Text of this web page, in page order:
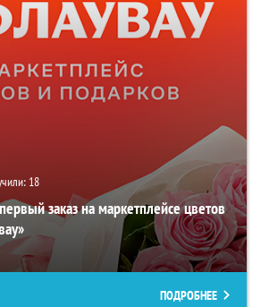
18
заказ на маркетплейсе цветов
ПОДРОБНЕЕ